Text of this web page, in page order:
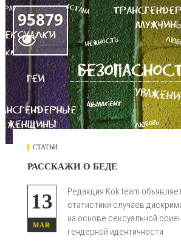
95879

СТАТЬИ
РАССКАЖИ О БЕДЕ
13
MAR
Редакция Kok.team
статистики случаев
на основе сексуальной
гендерной идентичности